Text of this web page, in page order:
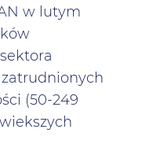
w lutym
(50-249